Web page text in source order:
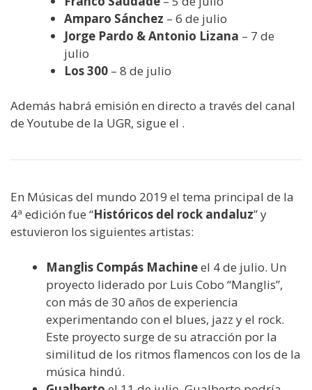
Amparo Sánchez – 6 de julio
Jorge Pardo & Antonio Lizana – 7 de
julio
Los 300– 8 de julio
Además habrá emisión en directo a través del canal
de Youtube de la UGR, sigue el .
En Músicas del mundo 2019 el tema principal de la
4ª edición fue “Históricos del rock andaluz” y
estuvieron los siguientes artistas:
Manglis Compás Machineel 4 de julio. Un
proyecto liderado por Luis Cobo “Manglis”,
con más de 30 años de experiencia
experimentando con el blues, jazz y el rock.
Este proyecto surge de su atracción por la
similitud de los ritmos flamencos con los de la
música hindú.